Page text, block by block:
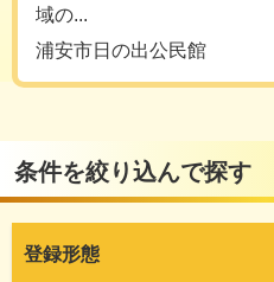
域の...
浦安市日の出公民館
条件を絞り込んで探す
登録形態